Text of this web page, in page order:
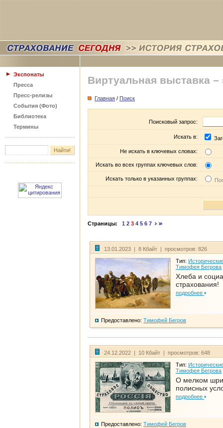
Экспонаты
Пресса
Пресс-релизы
События (Фото)
Библиотека
Термины
Виртуальная выставка –
Главная / Поиск
Поисковый запрос:
Искать в:
Не искать в ключевых словах:
Искать во всех группах ключевых слов:
Искать только в указанных группах:
Страницы: 1 2 3 4 5 6 7
13.01.2023 | 8 Кбайт | просмотров: 826
Тип:
Тимофея Бегрова
Хлеба и
страхования!
подробнее
Предоставлено: Тимофей Бегров
24.12.2022 | 10 Кбайт | просмотров: 648
Тип:
Тимофея Бегрова
О мелком
полисных
подробнее
Предоставлено: Тимофей Бегров